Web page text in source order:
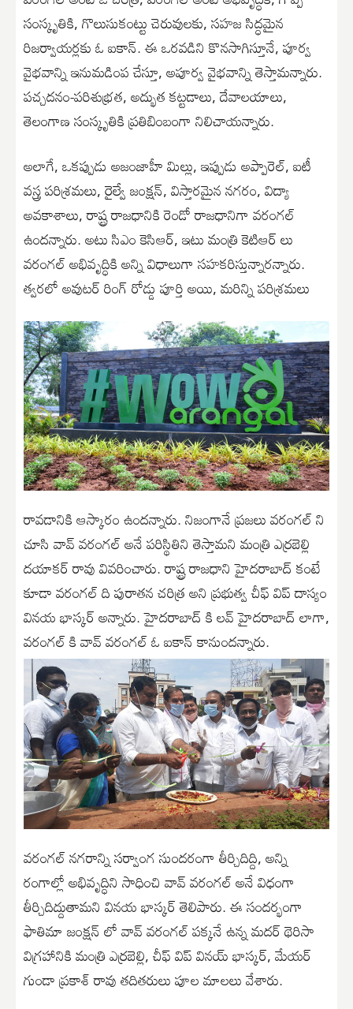
సంస్కృతికి, గొలుసుకంట్టు చెరువుల‌కు, స‌హ‌జ సిద్ధ‌మైన
రిజ‌ర్వాయ‌ర్ల‌కు ఓ ఐకాన్. ఈ ఒర‌వ‌డిని కొన‌సాగిస్తూనే, పూర్వ
వైభ‌వాన్ని ఇనుమ‌డింప చేస్తూ, అపూర్వ వైభ‌వాన్ని తెస్తామ‌న్నారు.
ప‌చ్చ‌ద‌నం-ప‌రిశుభ్ర‌త‌, అద్భుత క‌ట్ట‌డాలు, దేవాల‌యాలు,
తెలంగాణ సంస్కృతికి ప్ర‌తిబింబంగా నిలిచాయ‌న్నారు.
అలాగే, ఒక‌ప్పుడు అజంజాహీ మిల్లు, ఇప్పుడు అప్పారెల్, ఐటీ
వ‌స్త్ర ప‌రిశ్ర‌మ‌లు, రైల్వే జంక్ష‌న్‌, విస్తార‌మైన న‌గ‌రం, విద్యా
అవ‌కాశాలు, రాష్ట్ర రాజ‌ధానికి రెండో రాజ‌ధానిగా వ‌రంగ‌ల్
ఉంద‌న్నారు. అటు సిఎం కెసిఆర్, ఇటు మంత్రి కెటిఆర్ లు
వ‌రంగ‌ల్ అభివృద్ధికి అన్ని విధాలుగా స‌హ‌క‌రిస్తున్నార‌న్నారు.
త్వ‌ర‌లో అవుట‌ర్ రింగ్ రోడ్డు పూర్తి అయి, మ‌రిన్ని ప‌రిశ్ర‌మ‌లు
రావ‌డానికి ఆస్కారం ఉంద‌న్నారు. నిజంగానే ప్ర‌జ‌లు వ‌రంగ‌ల్ ని
చూసి వావ్ వ‌రంగ‌ల్ అనే ప‌రిస్థితిని తెస్తామ‌ని మంత్రి ఎర్ర‌బెల్లి
ద‌యాక‌ర్ రావు వివ‌రించారు. రాష్ట్ర రాజ‌ధాని హైద‌రాబాద్ కంటే
కూడా వ‌రంగ‌ల్ ది పురాత‌న చ‌రిత్ర అని ప్ర‌భుత్వ చీఫ్ విప్ దాస్యం
విన‌య భాస్క‌ర్ అన్నారు. హైద‌రాబాద్ కి ల‌వ్ హైద‌రాబాద్ లాగా,
వ‌రంగ‌ల్ కి వావ్ వ‌రంగ‌ల్ ఓ ఐకాన్ కానుంద‌న్నారు.
వ‌రంగ‌ల్ న‌గ‌రాన్ని స‌ర్వాంగ సుంద‌రంగా తీర్చిదిద్ది, అన్ని
రంగాల్లో అభివృద్ధిని సాధించి వావ్ వ‌రంగ‌ల్ అనే విధంగా
తీర్చిదిద్దుతామ‌ని విన‌య భాస్క‌ర్ తెలిపారు. ఈ సంద‌ర్భంగా
ఫాతిమా జంక్ష‌న్ లో వావ్ వ‌రంగ‌ల్ ప‌క్క‌నే ఉన్న మ‌ద‌ర్ థెరిసా
విగ్ర‌హానికి మంత్రి ఎర్ర‌బెల్లి, చీఫ్ విప్ విన‌య్ భాస్క‌ర్, మేయ‌ర్
గుండా ప్ర‌కాశ్ రావు త‌దిత‌రులు పూల మాల‌లు వేశారు.